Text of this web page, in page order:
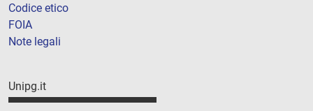
Codice etico
FOIA
Note legali
Unipg.it